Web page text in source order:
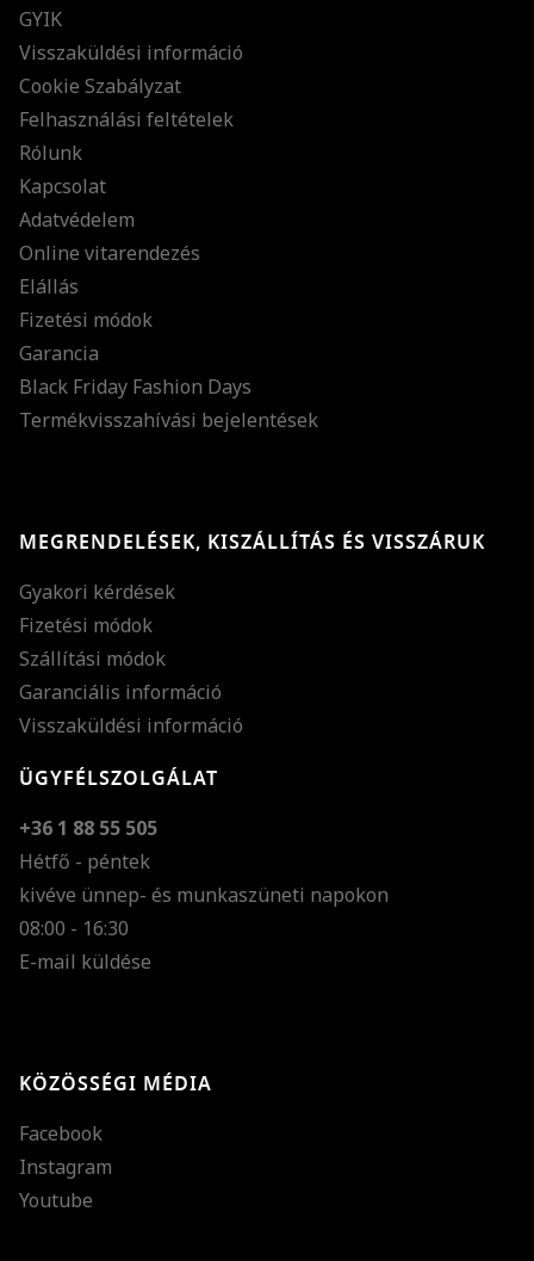
GYIK
Visszaküldési információ
Cookie Szabályzat
Felhasználási feltételek
Rólunk
Kapcsolat
Adatvédelem
Online vitarendezés
Elállás
Fizetési módok
Garancia
Black Friday Fashion Days
Termékvisszahívási bejelentések
MEGRENDELÉSEK, KISZÁLLÍTÁS ÉS VISSZÁRUK
Gyakori kérdések
Fizetési módok
Szállítási módok
Garanciális információ
Visszaküldési információ
ÜGYFÉLSZOLGÁLAT
+36 1 88 55 505
Hétfő - péntek
kivéve ünnep- és munkaszüneti napokon
08:00 - 16:30
E-mail küldése
KÖZÖSSÉGI MÉDIA
Facebook
Instagram
Youtube